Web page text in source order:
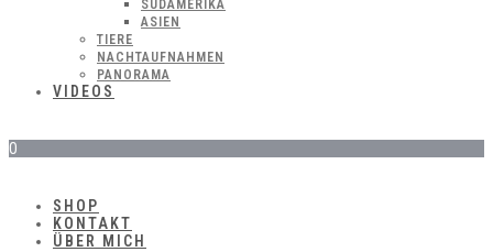
SÜDAMERIKA
ASIEN
TIERE
NACHTAUFNAHMEN
PANORAMA
VIDEOS
0
SHOP
KONTAKT
ÜBER MICH